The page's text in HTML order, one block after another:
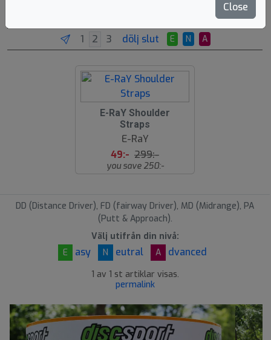
Close
dölj slut E N A
E-RaY Shoulder
Straps
E-RaY
49:- 299:-
you save 250:-
DD (Distance Driver), FD (fairway Driver), MD (Midrange), PA
(Putt & Approach).
Välj utifrån din nivå:
E
asy N eutral A dvanced
1 av 1 st artiklar visas.
permalink